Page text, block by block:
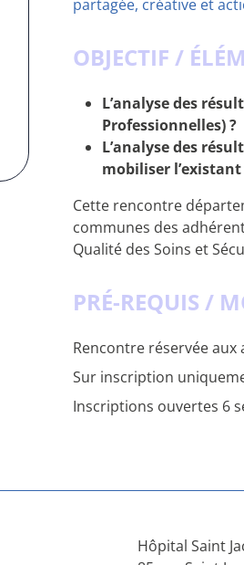
partagée, créative et
OBJECTIF /
L’analyse des
Professionnelles) ?
L’analyse des
mobiliser l’existant
Cette rencontre
communes des
Qualité des Soins et
PRÉ-REQUIS /
Rencontre réservée aux
Sur inscription
Inscriptions ouvertes 6
Hôpital Saint